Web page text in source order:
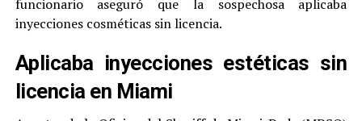
funcionario aseguró que la sospechosa aplicaba
inyecciones cosméticas sin licencia.
Aplicaba inyecciones estéticas sin
licencia en Miami